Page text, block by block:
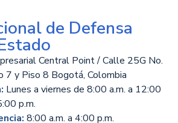
de Defensa
Central Point / Calle 25G No.
7 y Piso 8 Bogotá, Colombia
Lunes a viernes de 8:00 a.m. a 12:00
p.m.
8:00 a.m. a 4:00 p.m.